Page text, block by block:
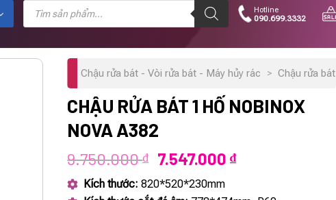
Tìm
kiếm
phẩm
Hotline
090.699.3332
Chậu rửa bát - Vòi rửa bát - Máy hủy rác > Chậu rửa bát
CHẬU RỬA BÁT 1 HỐ NOBINOX
NOVA A382
9.750.000₫
Giá
gốc
là:
7.547.000 ₫Giá
Kích thước: 820*520*230mm